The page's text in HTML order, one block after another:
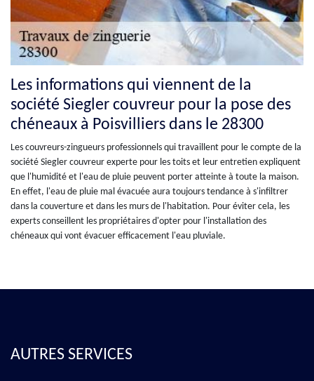
Les informations qui viennent de la
société Siegler couvreur pour la pose des
chéneaux à Poisvilliers dans le 28300
Les couvreurs-zingueurs professionnels qui travaillent pour le compte de la
société Siegler couvreur experte pour les toits et leur entretien expliquent
que l'humidité et l'eau de pluie peuvent porter atteinte à toute la maison.
En effet, l'eau de pluie mal évacuée aura toujours tendance à s'infiltrer
dans la couverture et dans les murs de l'habitation. Pour éviter cela, les
experts conseillent les propriétaires d'opter pour l'installation des
chéneaux qui vont évacuer efficacement l'eau pluviale.
AUTRES SERVICES